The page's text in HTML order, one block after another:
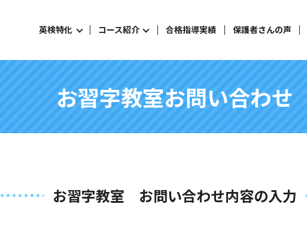
英検特化 コース紹介 合格指導実績 保護者さんの声
お習字教室お問い合わせ
お習字教室 お問い合わせ内容の入力